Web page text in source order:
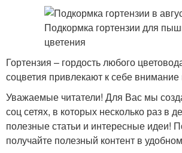
Гортензия – гордость любого
соцветия привлекают к себе внимание
Уважаемые читатели! Для Вас мы
соц сетях, в которых несколько раз в
полезные статьи и интересные идеи!
получайте полезный контент в